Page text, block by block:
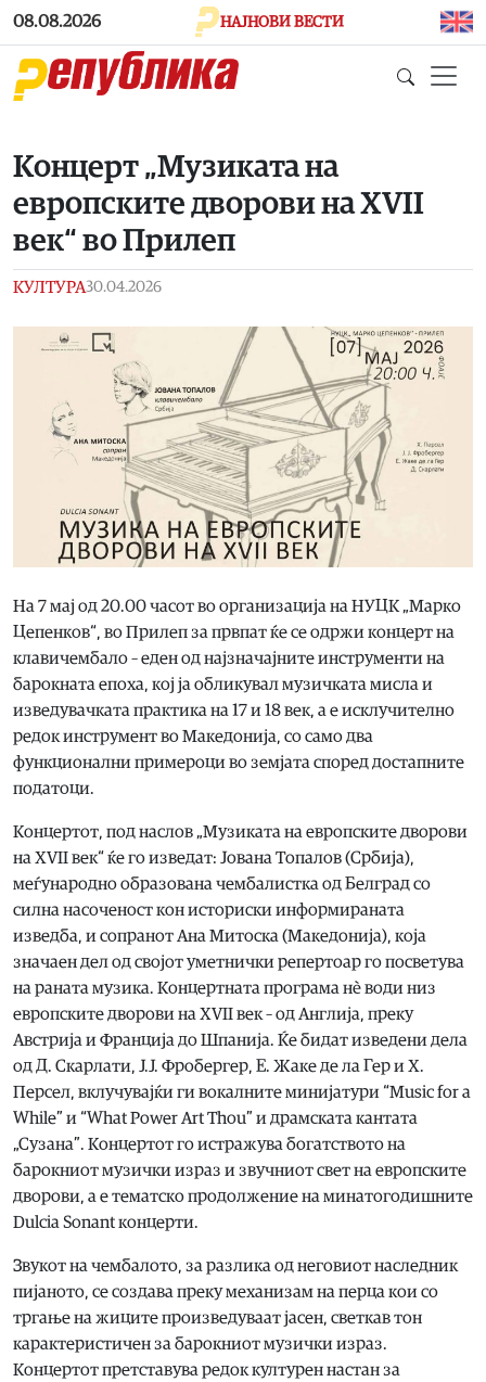
Skip to main content
08.08.2026 НАЈНОВИ ВЕСТИ
Концерт „Музиката на
европските дворови на XVII
век“ во Прилеп
КУЛТУРА30.04.2026
На 7 мај од 20.00 часот во организација на НУЦК „Марко
Цепенков“, во Прилеп за првпат ќе се одржи концерт на
клавичембало – еден од најзначајните инструменти на
барокната епоха, кој ја обликувал музичката мисла и
изведувачката практика на 17 и 18 век, а е исклучително
редок инструмент во Македонија, со само два
функционални примероци во земјата според достапните
податоци.
Концертот, под наслов „Музиката на европските дворови
на XVII век“ ќе го изведат: Јована Топалов (Србија),
меѓународно образована чембалистка од Белград со
силна насоченост кон историски информираната
изведба, и сопранот Ана Митоска (Македонија), која
значаен дел од својот уметнички репертоар го посветува
на раната музика. Концертната програма нè води низ
европските дворови на XVII век – од Англија, преку
Австрија и Франција до Шпанија. Ќе бидат изведени дела
од Д. Скарлати, Ј.Ј. Фробергер, Е. Жаке де ла Гер и Х.
Персел, вклучувајќи ги вокалните минијатури “Music for a
While” и “What Power Art Thou” и драмската кантата
„Сузана”. Концертот го истражува богатството на
барокниот музички израз и звучниот свет на европските
дворови, а е тематско продолжение на минатогодишните
Dulcia Sonant концерти.
Звукот на чембалото, за разлика од неговиот наследник
пијаното, се создава преку механизам на перца кои со
тргање на жиците произведуваат јасен, светкав тон
карактеристичен за барокниот музички израз.
Концертот претставува редок културен настан за